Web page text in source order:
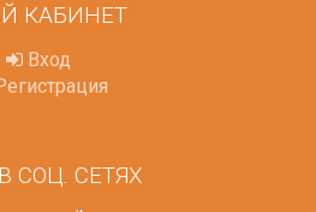
КАБИНЕТ
Вход
СОЦ. СЕТЯХ